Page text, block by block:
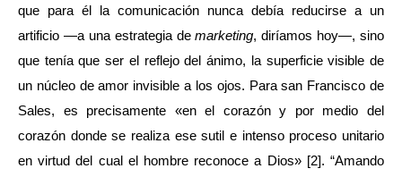
que para él la comunicación nunca debía reducirse a un
artificio —a una estrategia demarketing, diríamos hoy—, sino
que tenía que ser el reflejo del ánimo, la superficie visible de
un núcleo de amor invisible a los ojos. Para san Francisco de
Sales, es precisamente «en el corazón y por medio del
corazón donde se realiza ese sutil e intenso proceso unitario
en virtud del cual el hombre reconoce a Dios» [2]. “Amando